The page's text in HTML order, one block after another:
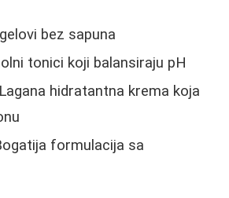
bez sapuna
tonici koji balansiraju pH
Lagana hidratantna krema koja
formulacija sa